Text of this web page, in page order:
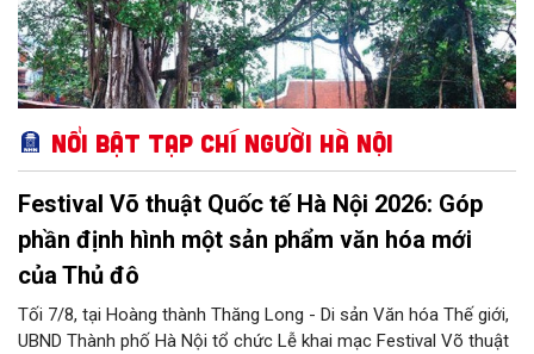
Nổi bật Tạp chí Người Hà Nội
Festival Võ thuật Quốc tế Hà Nội 2026: Góp
phần định hình một sản phẩm văn hóa mới
của Thủ đô
Tối 7/8, tại Hoàng thành Thăng Long - Di sản Văn hóa Thế giới,
UBND Thành phố Hà Nội tổ chức Lễ khai mạc Festival Võ thuật